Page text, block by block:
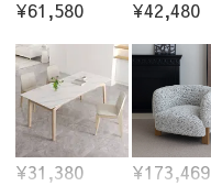
¥61,580 ¥42,480
¥31,380 ¥173,469